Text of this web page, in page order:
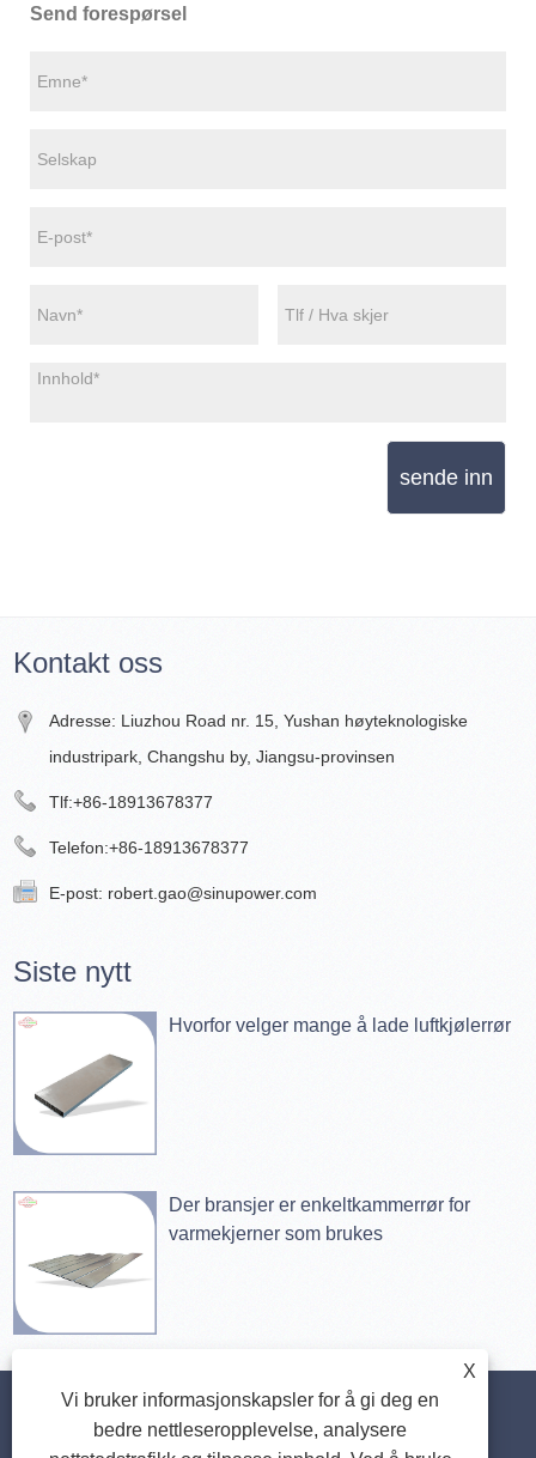
Send forespørsel
sende inn
Kontakt oss
Adresse: Liuzhou Road nr. 15, Yushan høyteknologiske
industripark, Changshu by, Jiangsu-provinsen
Tlf:+86-18913678377
Telefon:+86-18913678377
E-post: robert.gao@sinupower.com
Siste nytt
Hvorfor velger mange å lade luftkjølerrør
Der bransjer er enkeltkammerrør for
varmekjerner som brukes
Hjem Om oss Produkter Nyheter nedlasting
X
Vi bruker informasjonskapsler for å gi deg en
bedre nettleseropplevelse, analysere